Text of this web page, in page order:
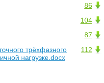
86
104
87
112
трёхфазного
нагрузке.docx